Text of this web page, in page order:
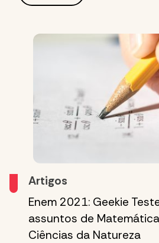
Artigos
Enem 2021: Geekie
assuntos de
Ciências da Natureza